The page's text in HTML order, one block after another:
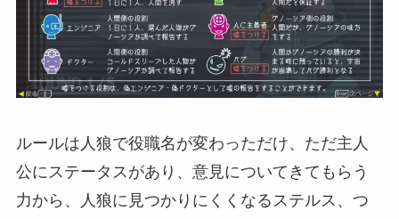
ルールは人狼で役職名が変わっただけ、ただ主人
公にステータスがあり、意見についてきてもらう
力から、人狼に見つかりにくくなるステルス、つ